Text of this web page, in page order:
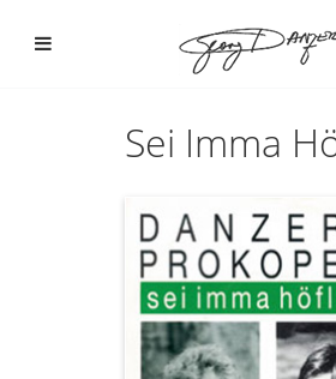
Sei Imma